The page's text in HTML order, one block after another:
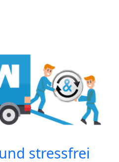
stressfrei